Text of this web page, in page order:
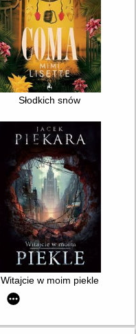
Słodkich snów
Witajcie w moim piekle